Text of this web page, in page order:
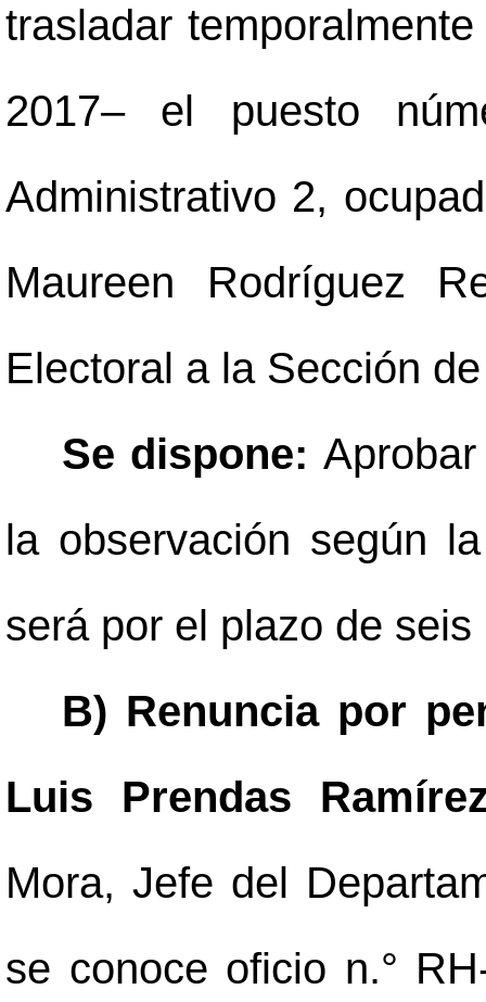
trasladar
2017–el puesto
Administrativo 2,
Maureen Rodríguez
Electoral a la Sección
Se dispone:
la observación según
será por el plazo de seis
B) Renuncia por
Luis Prendas
Mora, Jefe del
se conoce oficio n.°